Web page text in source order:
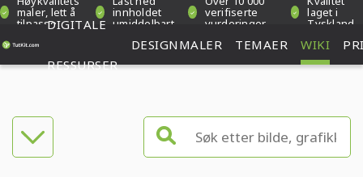
maler, lett å
tilpasse
innholdet
umiddelbart
verifiserte
vurderinger
laget i
Tyskland
DIGITALE
RESSURSER
DESIGNMALER TEMAER WIKI